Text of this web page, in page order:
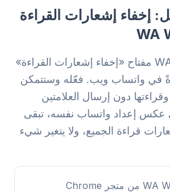
إخفاء إشعارات القراءة
يضيف WA Web Plus مفتاح «إخفاء إشعارات القراءة»
في واتساب ويب. فعّله وستتمكن
دون إرسال العلامتين
عكس إعداد واتساب نفسه، تبقى
قراءة الجميع، ولا يتغير شيء
ثبّت WA Web Plus من متجر Chrome